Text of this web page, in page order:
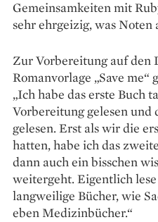
Gemeinsamkeiten mit
sehr ehrgeizig, was Noten
Zur Vorbereitung auf den
Romanvorlage „Save
„Ich habe das erste Buch
Vorbereitung ge­lesen
gelesen. Erst als wir die
hatten, habe ich das
dann auch ein bisschen
weitergeht. Eigentlich
langweilige Bücher, wie
eben Medizinbücher.“